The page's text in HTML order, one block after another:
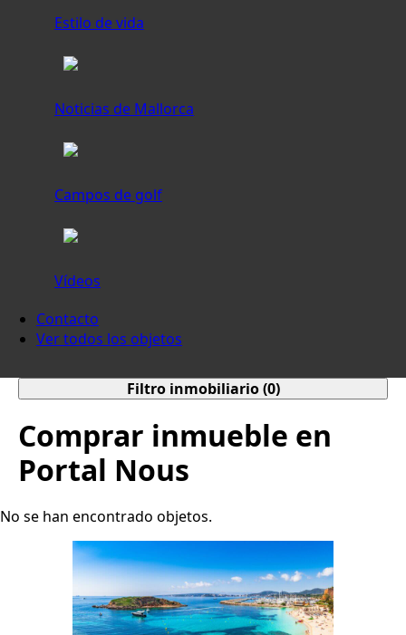
Estilo de vida
Noticias de Mallorca
Campos de golf
Vídeos
Contacto
Ver todos los objetos
Filtro inmobiliario (0)
Comprar inmueble en
Portal Nous
No se han encontrado objetos.